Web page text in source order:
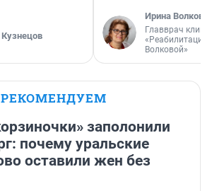
Ирина Волкова
Главврач
«Реабилитация
Волковой»
РЕКОМЕНДУЕМ
заполонили
почему уральские
оставили жен без